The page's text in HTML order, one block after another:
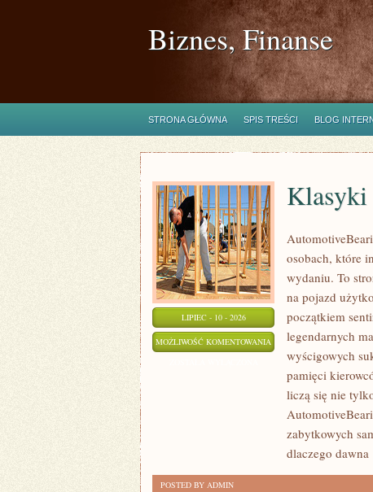
Biznes, Finanse
STRONA GŁÓWNA SPIS TREŚCI BLOG
LIPIEC - 10 - 2026
MOŻLIWOŚĆ KOMENTOWANIA KLASYKI
WSZECH
CZASÓW
Klasyki
osobach, które
wydaniu. To
na pojazd
początkiem
legendarnych
wyścigowych
pamięci
liczą się nie
zabytkowych
dlaczego dawna
POSTED BY ADMIN